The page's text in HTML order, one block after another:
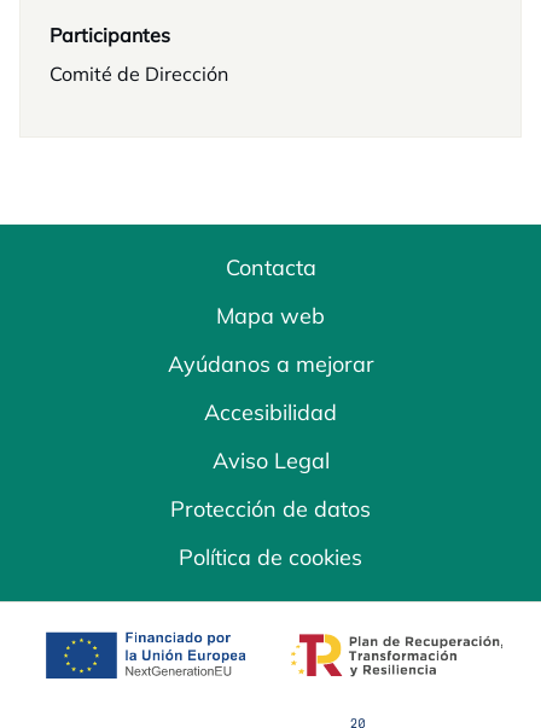
Participantes
Comité de Dirección
Contacta
Mapa web
Ayúdanos a mejorar
Accesibilidad
Aviso Legal
Protección de datos
Política de cookies
se abre en una pestaña nuevase abre en una